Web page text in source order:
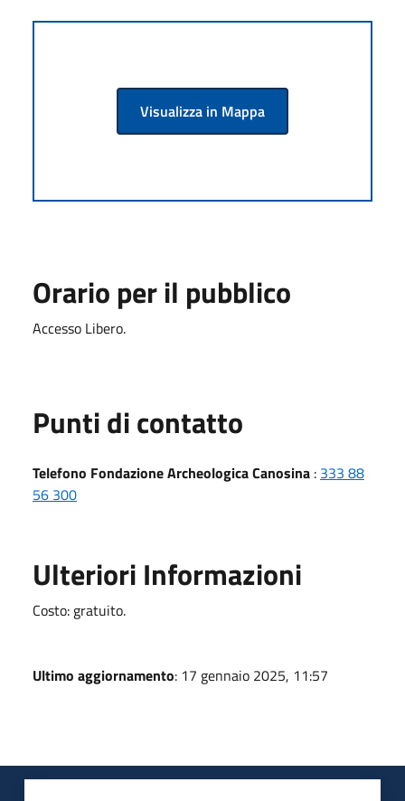
Visualizza in Mappa
Orario per il pubblico
Accesso Libero.
Punti di contatto
Telefono Fondazione Archeologica Canosina : 333 88
56 300
Ulteriori Informazioni
Costo: gratuito.
Ultimo aggiornamento: 17 gennaio 2025, 11:57